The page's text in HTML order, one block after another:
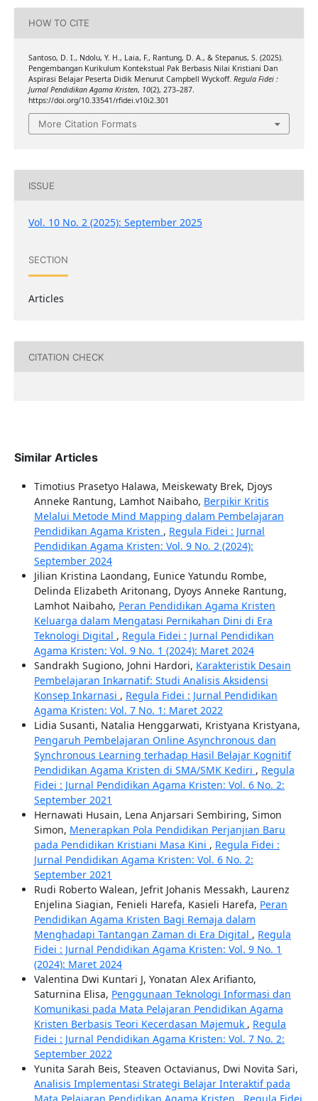
HOW TO CITE
Santoso, D. I., Ndolu, Y. H., Laia, F., Rantung, D. A., & Stepanus, S. (2025).
Pengembangan Kurikulum Kontekstual Pak Berbasis Nilai Kristiani Dan
Aspirasi Belajar Peserta Didik Menurut Campbell Wyckoff. Regula Fidei :
Jurnal Pendidikan Agama Kristen, 10(2), 273–287.
https://doi.org/10.33541/rfidei.v10i2.301
More Citation Formats
ISSUE
Vol. 10 No. 2 (2025): September 2025
SECTION
Articles
CITATION CHECK
Similar Articles
Timotius Prasetyo Halawa, Meiskewaty Brek, Djoys
Anneke Rantung, Lamhot Naibaho, Berpikir Kritis
Melalui Metode Mind Mapping dalam Pembelajaran
Pendidikan Agama Kristen , Regula Fidei : Jurnal
Pendidikan Agama Kristen: Vol. 9 No. 2 (2024):
September 2024
Jilian Kristina Laondang, Eunice Yatundu Rombe,
Delinda Elizabeth Aritonang, Dyoys Anneke Rantung,
Lamhot Naibaho, Peran Pendidikan Agama Kristen
Keluarga dalam Mengatasi Pernikahan Dini di Era
Teknologi Digital , Regula Fidei : Jurnal Pendidikan
Agama Kristen: Vol. 9 No. 1 (2024): Maret 2024
Sandrakh Sugiono, Johni Hardori, Karakteristik Desain
Pembelajaran Inkarnatif: Studi Analisis Aksidensi
Konsep Inkarnasi , Regula Fidei : Jurnal Pendidikan
Agama Kristen: Vol. 7 No. 1: Maret 2022
Lidia Susanti, Natalia Henggarwati, Kristyana Kristyana,
Pengaruh Pembelajaran Online Asynchronous dan
Synchronous Learning terhadap Hasil Belajar Kognitif
Pendidikan Agama Kristen di SMA/SMK Kediri , Regula
Fidei : Jurnal Pendidikan Agama Kristen: Vol. 6 No. 2:
September 2021
Hernawati Husain, Lena Anjarsari Sembiring, Simon
Simon, Menerapkan Pola Pendidikan Perjanjian Baru
pada Pendidikan Kristiani Masa Kini , Regula Fidei :
Jurnal Pendidikan Agama Kristen: Vol. 6 No. 2:
September 2021
Rudi Roberto Walean, Jefrit Johanis Messakh, Laurenz
Enjelina Siagian, Fenieli Harefa, Kasieli Harefa, Peran
Pendidikan Agama Kristen Bagi Remaja dalam
Menghadapi Tantangan Zaman di Era Digital , Regula
Fidei : Jurnal Pendidikan Agama Kristen: Vol. 9 No. 1
(2024): Maret 2024
Valentina Dwi Kuntari J, Yonatan Alex Arifianto,
Saturnina Elisa, Penggunaan Teknologi Informasi dan
Komunikasi pada Mata Pelajaran Pendidikan Agama
Kristen Berbasis Teori Kecerdasan Majemuk , Regula
Fidei : Jurnal Pendidikan Agama Kristen: Vol. 7 No. 2:
September 2022
Yunita Sarah Beis, Steaven Octavianus, Dwi Novita Sari,
Analisis Implementasi Strategi Belajar Interaktif pada